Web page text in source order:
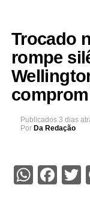
Trocado
rompe
Publicados 3 dias
Por Da Redação